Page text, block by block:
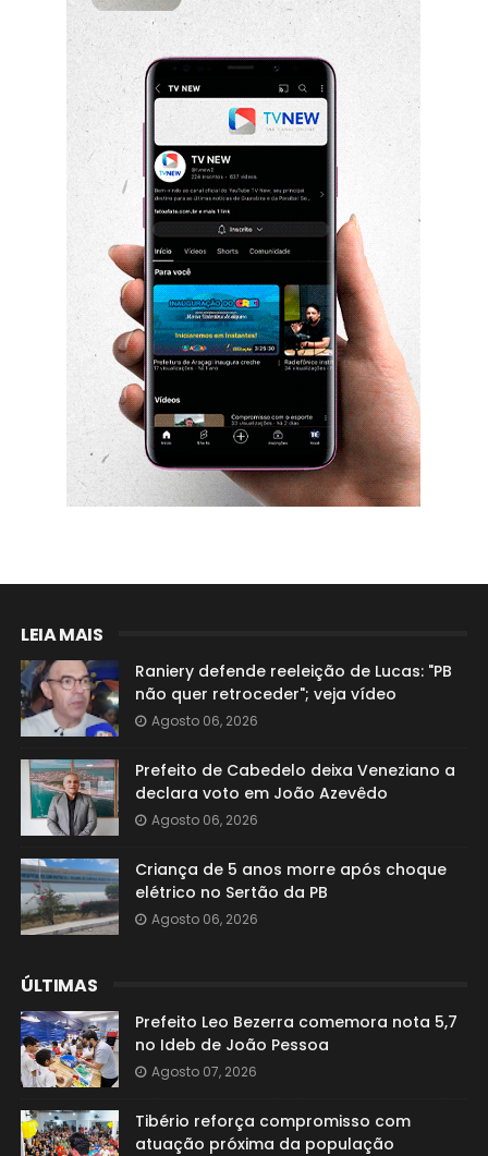
LEIA MAIS
Raniery defende reeleição de Lucas: "PB
não quer retroceder"; veja vídeo
Agosto 06, 2026
Prefeito de Cabedelo deixa Veneziano a
declara voto em João Azevêdo
Agosto 06, 2026
Criança de 5 anos morre após choque
elétrico no Sertão da PB
Agosto 06, 2026
ÚLTIMAS
Prefeito Leo Bezerra comemora nota 5,7
no Ideb de João Pessoa
Agosto 07, 2026
Tibério reforça compromisso com
atuação próxima da população